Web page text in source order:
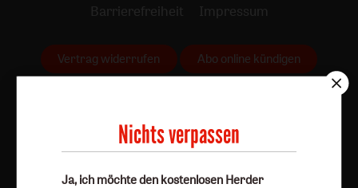
Barrierefreiheit
Impressum
Vertrag widerrufen Abo online kündigen
Nichts verpassen
Ja, ich möchte den kostenlosen Herder